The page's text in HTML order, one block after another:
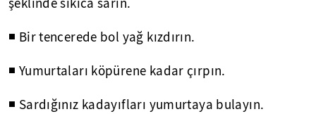
şeklinde sıkıca sarın.
◾ Bir tencerede bol yağ kızdırın.
◾ Yumurtaları köpürene kadar çırpın.
◾ Sardığınız kadayıfları yumurtaya bulayın.